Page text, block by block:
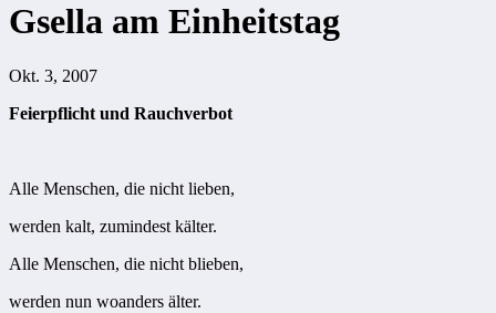
Gsella am Einheitstag
Okt. 3, 2007
Feierpflicht und Rauchverbot
Alle Menschen, die nicht lieben,
werden kalt, zumindest kälter.
Alle Menschen, die nicht blieben,
werden nun woanders älter.